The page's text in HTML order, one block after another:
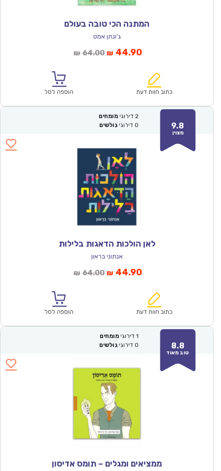
המתנה הכי טובה בעולם
ג'ונתן אמט
₪ 64.00המחיר
₪64.00.
₪ 44.90המחיר
הוא:
כתוב חוות דעת הוספה לסל
9.8
מצוין
2 דירוגי מומחים
0 דירוגי גולשים
לאן הולכות הדאגות בלילות
אנתוני בראון
₪ 64.00המחיר
₪64.00.
₪ 44.90המחיר
הוא:
כתוב חוות דעת הוספה לסל
8.8
טוב מאוד
1 דירוגי מומחים
0 דירוגי גולשים
ממציאים ומגלים – תומס אדיסון